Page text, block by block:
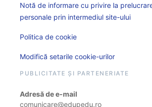
Notă de informare cu privire la
personale prin intermediul site-ului
Politica de cookie
Modifică setarile cookie-urilor
PUBLICITATE ȘI PARTENERIATE
Adresă de e-mail
comunicare@edupedu.ro